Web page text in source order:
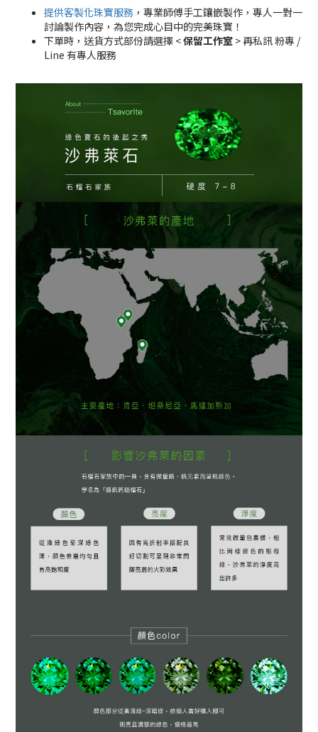
提供客製化珠寶服務 ，專業師傅手工鑲嵌製作，專人一對一
討論製作內容，為您完成心目中的完美珠寶！
下單時，送貨方式部份請選擇 <保留工作室 > 再私訊 粉專 /
Line 有專人服務